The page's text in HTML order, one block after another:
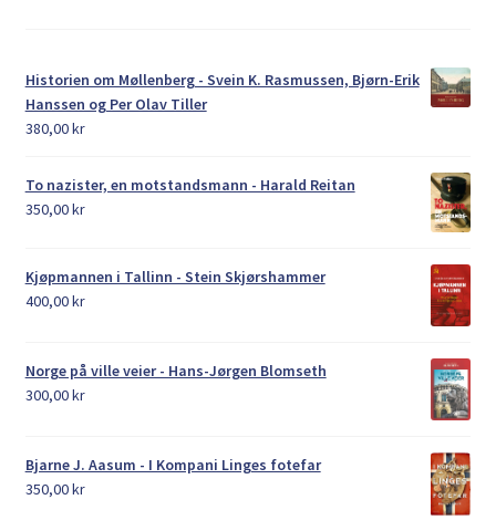
Historien om Møllenberg - Svein K. Rasmussen, Bjørn-Erik
Hanssen og Per Olav Tiller
380,00kr
To nazister, en motstandsmann - Harald Reitan
350,00kr
Kjøpmannen i Tallinn - Stein Skjørshammer
400,00kr
Norge på ville veier - Hans-Jørgen Blomseth
300,00kr
Bjarne J. Aasum - I Kompani Linges fotefar
350,00kr